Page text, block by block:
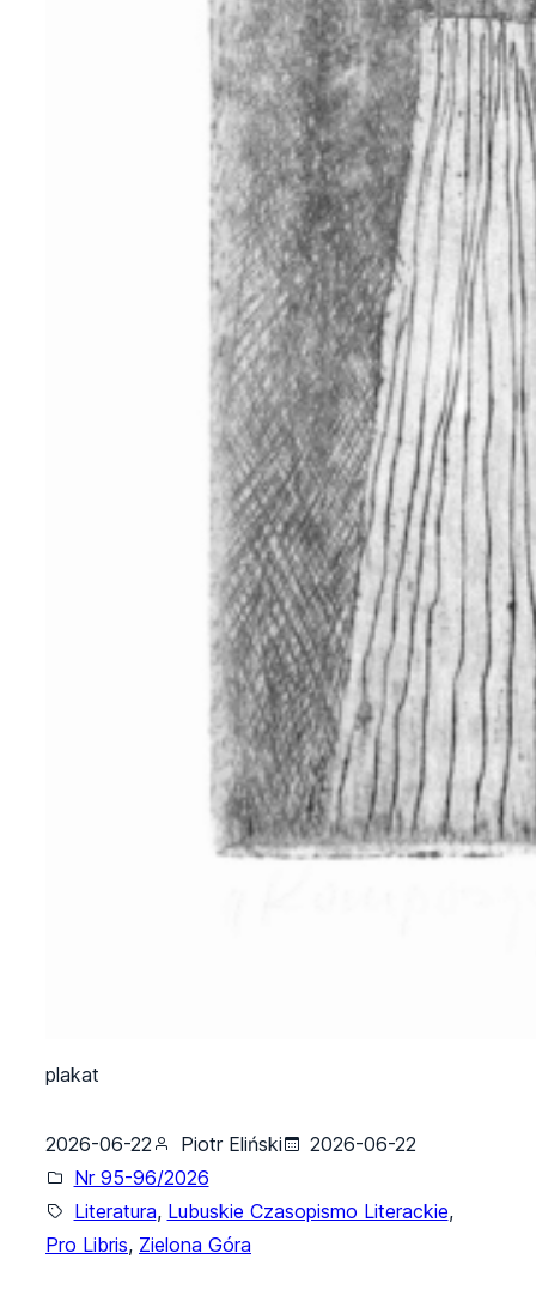
plakat
2026-06-22 Piotr Eliński
2026-06-22
Nr 95-96/2026
Literatura, Lubuskie Czasopismo Literackie,
Pro Libris, Zielona Góra